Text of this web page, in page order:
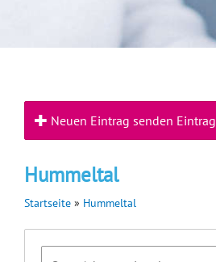
Neuen Eintrag senden Eintrag
Hummeltal
Startseite » Hummeltal